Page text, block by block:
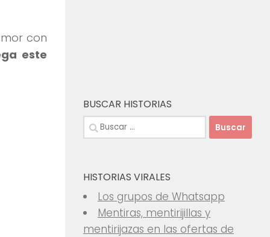
con
este
BUSCAR HISTORIAS
Buscar:
HISTORIAS VIRALES
Los grupos de Whatsapp
Mentiras, mentirijillas y
mentirijazas en las ofertas de